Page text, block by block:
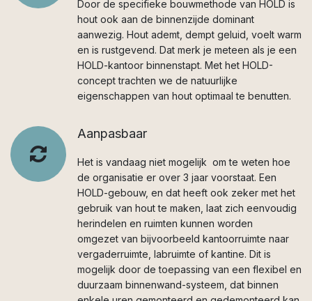
Door de specifieke bouwmethode van HOLD is
hout ook aan de binnenzijde dominant
aanwezig. Hout ademt, dempt geluid, voelt warm
en is rustgevend. Dat merk je meteen als je een
HOLD-kantoor binnenstapt. Met het HOLD-
concept trachten we de natuurlijke
eigenschappen van hout optimaal te benutten.
Aanpasbaar
Het is vandaag niet mogelijk om te weten hoe
de organisatie er over 3 jaar voorstaat. Een
HOLD-gebouw, en dat heeft ook zeker met het
gebruik van hout te maken, laat zich eenvoudig
herindelen en ruimten kunnen worden
omgezet van bijvoorbeeld kantoorruimte naar
vergaderruimte, labruimte of kantine. Dit is
mogelijk door de toepassing van een flexibel en
duurzaam binnenwand-systeem, dat binnen